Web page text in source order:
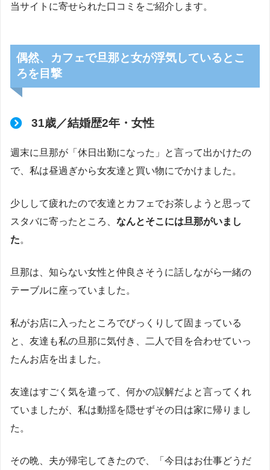
当サイトに寄せられた口コミをご紹介します。
偶然、カフェで旦那と女が浮気しているとこ
ろを目撃
31歳／結婚歴2年・女性
週末に旦那が「休日出勤になった」と言って出かけたの
で、私は昼過ぎから女友達と買い物にでかけました。
少しして疲れたので友達とカフェでお茶しようと思って
スタバに寄ったところ、 なんとそこには旦那がいまし
た。
旦那は、知らない女性と仲良さそうに話しながら一緒の
テーブルに座っていました。
私がお店に入ったところでびっくりして固まっている
と、友達も私の旦那に気付き、二人で目を合わせていっ
たんお店を出ました。
友達はすごく気を遣って、何かの誤解だよと言ってくれ
ていましたが、私は動揺を隠せずその日は家に帰りまし
た。
その晩、夫が帰宅してきたので、「今日はお仕事どうだ